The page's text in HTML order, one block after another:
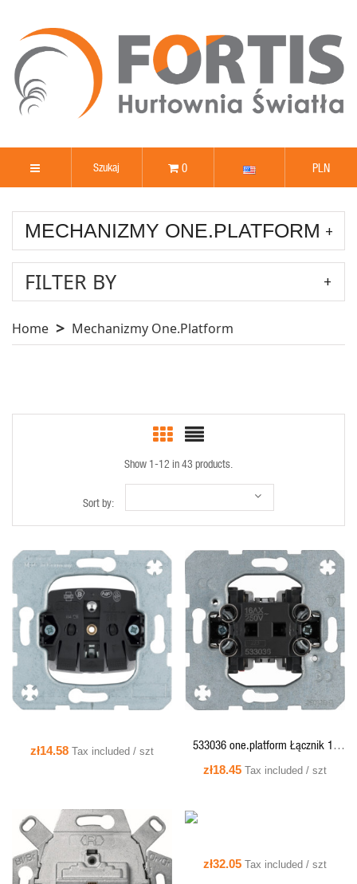
0 PLN
MECHANIZMY ONE.PLATFORM
FILTER BY
Home Mechanizmy One.Platform
Show 1-12 in 43 products.
Sort by:
QUICK VIEW
zł14.58 Tax included / szt
QUICK VIEW
533036 one.platform Łącznik 1-
klawiszowy, uniwersalny
zł18.45 Tax included / szt
QUICK VIEW
zł32.05 Tax included / szt